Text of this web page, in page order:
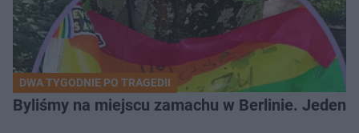
DWA TYGODNIE PO TRAGEDII
Byliśmy na miejscu zamachu w Berlinie. Jeden